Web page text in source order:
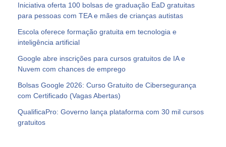
Iniciativa oferta 100 bolsas de graduação EaD gratuitas
para pessoas com TEA e mães de crianças autistas
Escola oferece formação gratuita em tecnologia e
inteligência artificial
Google abre inscrições para cursos gratuitos de IA e
Nuvem com chances de emprego
Bolsas Google 2026: Curso Gratuito de Cibersegurança
com Certificado (Vagas Abertas)
QualificaPro: Governo lança plataforma com 30 mil cursos
gratuitos